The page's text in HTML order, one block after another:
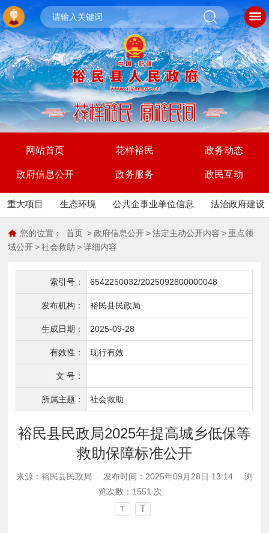
网站首页 花样裕民 政务动态
政府信息公开 政务服务 政民互动
重大项目 生态环境 公共企事业单位信息 法治政府建设
您的位置： 首页 > 政府信息公开 > 法定主动公开内容 > 重点领
域公开 > 社会救助 > 详细内容
索引号： 6542250032/2025092800000048
发布机构： 裕民县民政局
生成日期： 2025-09-28
有效性： 现行有效
文 号：
所属主题： 社会救助
裕民县民政局2025年提高城乡低保等
救助保障标准公开
来源：裕民县民政局 发布时间：2025年09月28日 13:14
浏
览次数： 1551 次
T T